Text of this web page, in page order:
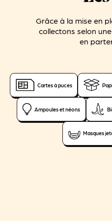
Grâce à la mise en
collectons selon
en
Cartes à puces
Ampoules et néons
Masques